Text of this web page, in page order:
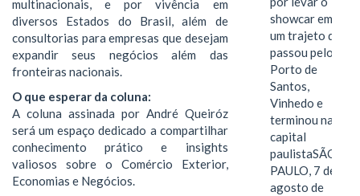
multinacionais, e por vivência em
diversos Estados do Brasil, além de
consultorias para empresas que desejam
expandir seus negócios além das
fronteiras nacionais.
O que esperar da coluna:
A coluna assinada por André Queiróz
será um espaço dedicado a compartilhar
conhecimento prático e insights
valiosos sobre o Comércio Exterior,
Economias e Negócios.
showcar em
um trajeto que
passou pelo
Porto de
Santos,
Vinhedo e
terminou na
capital
paulistaSÃO
PAULO, 7 de
agosto de